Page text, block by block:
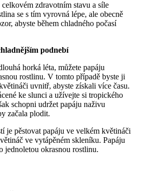
celkovém zdravotním stavu a síle
se s tím vyrovná lépe, ale obecně
abyste během chladného počasí
podnebí
horká léta, můžete papáju
rostlinu. V tomto případě byste ji
uvnitř, abyste získali více času.
ke slunci a užívejte si tropického
schopni udržet papáju naživu
začala plodit.
je pěstovat papáju ve velkém květináči
ve vytápěném skleníku. Papáju
jednoletou okrasnou rostlinu.